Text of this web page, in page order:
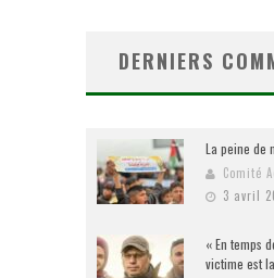
DERNIERS
La peine de
Comité
3 avril
« En temps
victime est